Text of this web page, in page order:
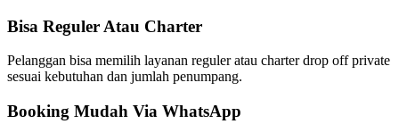
Bisa Reguler Atau Charter
Pelanggan bisa memilih layanan reguler atau charter drop off private
sesuai kebutuhan dan jumlah penumpang.
Booking Mudah Via WhatsApp